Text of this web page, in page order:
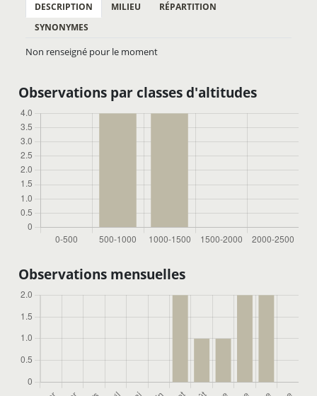
DESCRIPTION MILIEU
RÉPARTITION
SYNONYMES
Non renseigné pour le moment
Observations par classes d'altitudes
Observations mensuelles